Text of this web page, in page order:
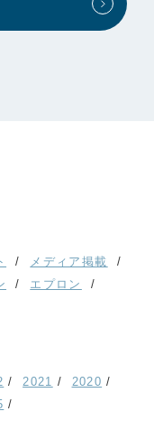
メディア掲載
エプロン
2021
2020